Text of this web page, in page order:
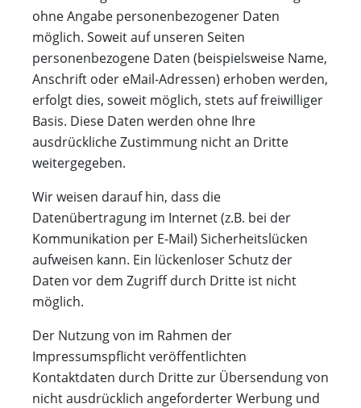
ohne Angabe personenbezogener Daten
möglich. Soweit auf unseren Seiten
personenbezogene Daten (beispielsweise Name,
Anschrift oder eMail-Adressen) erhoben werden,
erfolgt dies, soweit möglich, stets auf freiwilliger
Basis. Diese Daten werden ohne Ihre
ausdrückliche Zustimmung nicht an Dritte
weitergegeben.
Wir weisen darauf hin, dass die
Datenübertragung im Internet (z.B. bei der
Kommunikation per E-Mail) Sicherheitslücken
aufweisen kann. Ein lückenloser Schutz der
Daten vor dem Zugriff durch Dritte ist nicht
möglich.
Der Nutzung von im Rahmen der
Impressumspflicht veröffentlichten
Kontaktdaten durch Dritte zur Übersendung von
nicht ausdrücklich angeforderter Werbung und